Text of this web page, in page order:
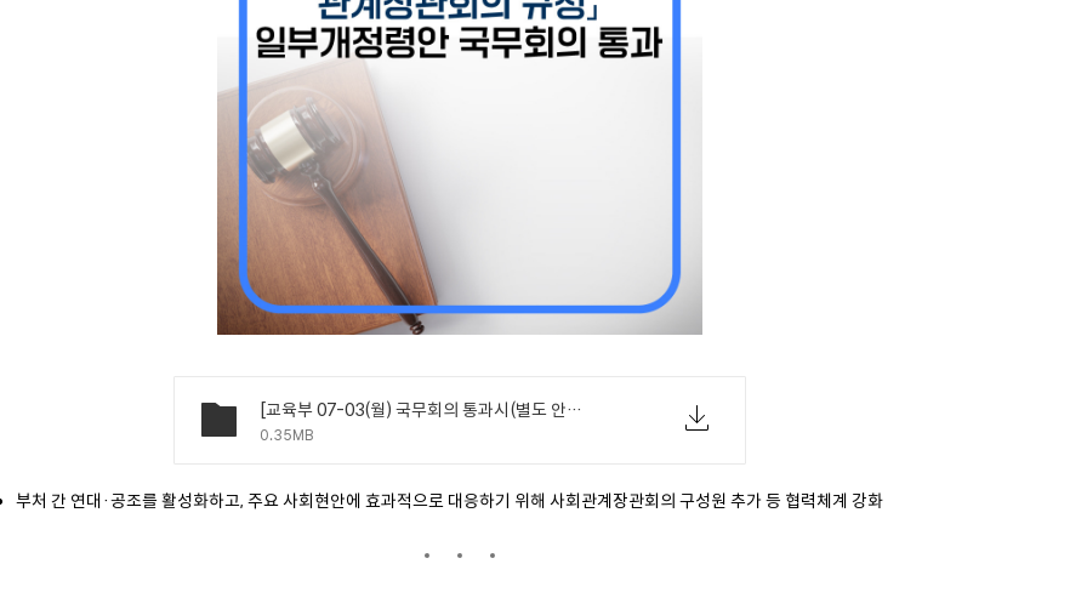
[교육부 07-03(월) 국무회의 통과시(별도 안내) 보도자료] 교육.사회 및 문화 관계장관회의 규정 일부개정령안 국무회의 통과.pdf
0.35MB
부처 간 연대·공조를 활성화하고, 주요 사회현안에 효과적으로 대응하기 위해 사회관계장관회의 구성원 추가 등 협력체계 강화